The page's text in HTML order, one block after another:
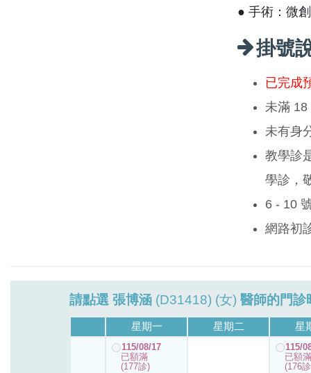
● 手術：微
掛號
已完成
未滿 18
未有身
教學診
學診，
6 - 10
網路初